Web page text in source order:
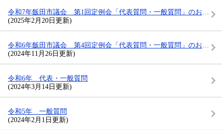
(2025年2月20日更新)
(2024年11月26日更新)
令和6年 代表・一般質問
(2024年3月14日更新)
令和5年 一般質問
(2024年2月1日更新)